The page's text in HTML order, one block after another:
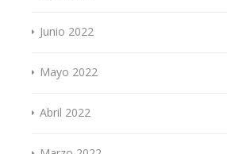
Junio 2022
Mayo 2022
Abril 2022